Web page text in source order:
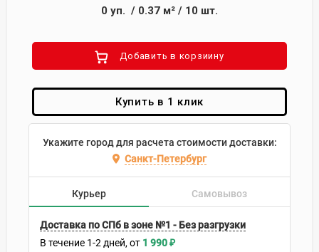
0 уп. / 0.37 м² / 10 шт.
Добавить в корзиину
Купить в 1 клик
Укажите город для расчета стоимости доставки:
Санкт-Петербург
Курьер Самовывоз
Доставка по СПб в зоне №1 - Без разгрузки
В течение 1-2 дней 1 990₽